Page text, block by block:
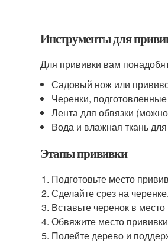
Инструменты для
Для прививки вам
Садовый нож или
Черенки,
Лента для обвязки
Вода и влажная ткань
Этапы прививки
Подготовьте место
Сделайте срез на черенке.
Вставьте черенок в
Обвяжите место
Полейте дерево и